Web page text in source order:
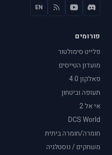
EN
פורומים
פלייט סימולטור
מועדון הטייסים
פאלקון 4.0
תעופה וביטחון
אי אל 2
DCS World
חומרה/חומרה ביתית
משחקים / נוסטלגיה